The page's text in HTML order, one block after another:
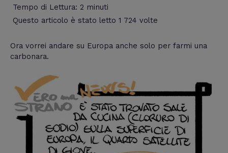
Tempo di Lettura: 2 minuti
Questo articolo è stato letto 1 724 volte
Ora vorrei andare su Europa anche solo per farmi una
carbonara.